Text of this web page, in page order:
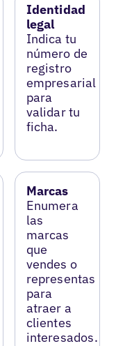
Identidad
legal
Indica tu
número de
registro
empresarial
para
validar tu
ficha.
Marcas
Enumera
las
marcas
que
vendes o
representas
para
atraer a
clientes
interesados.